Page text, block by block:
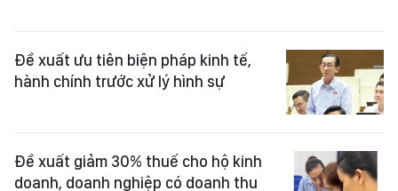
Đề xuất ưu tiên biện pháp kinh tế,
hành chính trước xử lý hình sự
Đề xuất giảm 30% thuế cho hộ kinh
doanh, doanh nghiệp có doanh thu